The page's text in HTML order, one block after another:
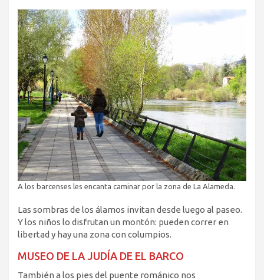
A los barcenses les encanta caminar por la zona de La Alameda.
Las sombras de los álamos invitan desde luego al paseo.
Y los niños lo disfrutan un montón: pueden correr en
libertad y hay una zona con columpios.
MUSEO DE LA JUDÍA DE EL BARCO
También a los pies del puente románico nos